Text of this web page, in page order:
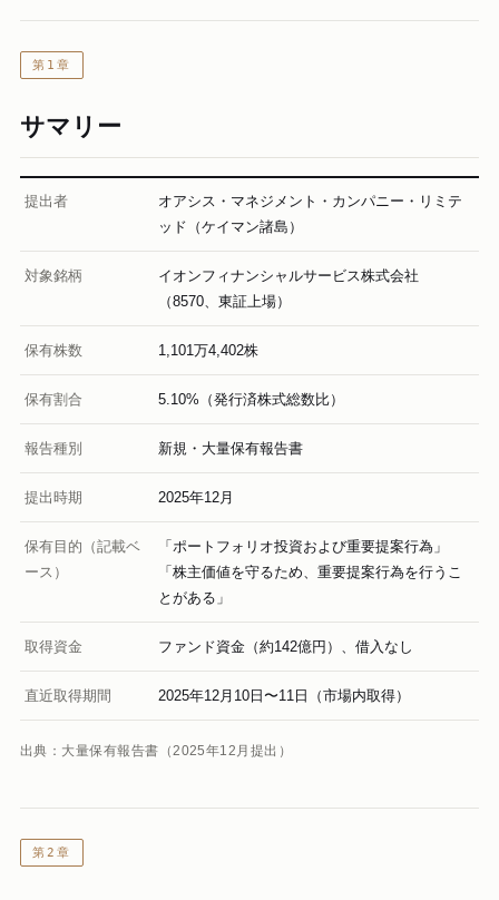
第1章
サマリー
提出者
オアシス・マネジメント・カンパニー・リミテ
ッド（ケイマン諸島）
対象銘柄
イオンフィナンシャルサービス株式会社
（8570、東証上場）
保有株数 1,101万4,402株
保有割合 5.10%（発行済株式総数比）
報告種別 新規・大量保有報告書
提出時期 2025年12月
保有目的（記載ベ
ース）
「ポートフォリオ投資および重要提案行為」
「株主価値を守るため、重要提案行為を行うこ
とがある」
取得資金 ファンド資金（約142億円）、借入なし
直近取得期間 2025年12月10日〜11日（市場内取得）
出典：大量保有報告書（2025年12月提出）
第2章